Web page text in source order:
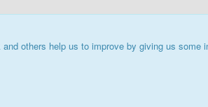
others help us to improve by giving us some